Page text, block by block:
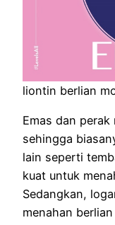
liontin berlian
Emas dan
sehingga
lain seperti
kuat untuk
Sedangkan,
menahan